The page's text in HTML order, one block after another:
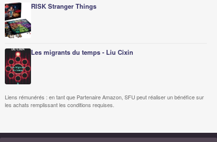
RISK Stranger Things
Les migrants du temps - Liu Cixin
Liens rémunérés : en tant que Partenaire Amazon, SFU peut réaliser un bénéfice sur
les achats remplissant les conditions requises.